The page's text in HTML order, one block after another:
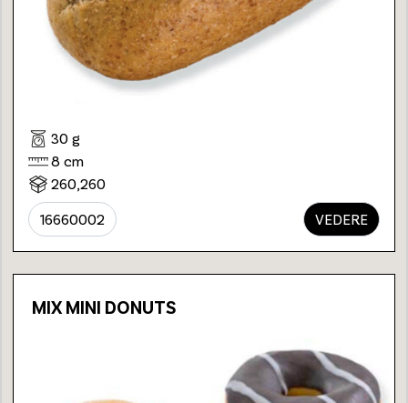
30 g
8 cm
260,260
16660002 VEDERE
MIX MINI DONUTS